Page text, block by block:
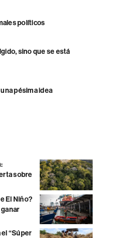
políticos
sino que se está
pésima idea
sobre
El Niño?
“Súper